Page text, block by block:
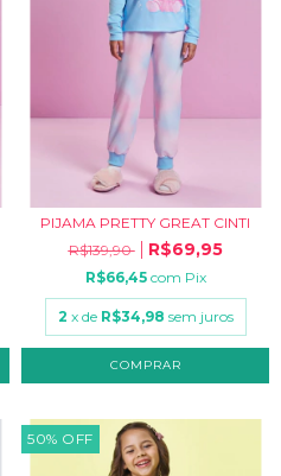
PIJAMA PRETTY GREAT CINTI
R$139,90
R$69,95
R$66,45 com Pix
2 x de R$34,98 sem juros
COMPRAR
50% OFF